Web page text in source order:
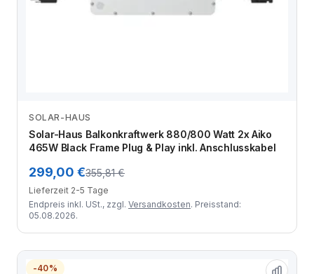
SOLAR-HAUS
Solar-Haus Balkonkraftwerk 880/800 Watt 2x Aiko
465W Black Frame Plug & Play inkl. Anschlusskabel
299,00 €355,81 €
Lieferzeit 2-5 Tage
Endpreis inkl. USt., zzgl. Versandkosten. Preisstand:
05.08.2026.
-40%